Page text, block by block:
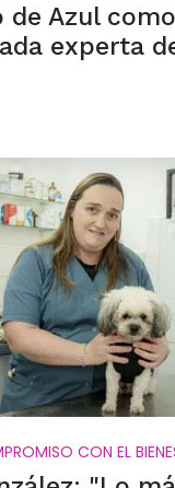
de Azul
experta
CON EL